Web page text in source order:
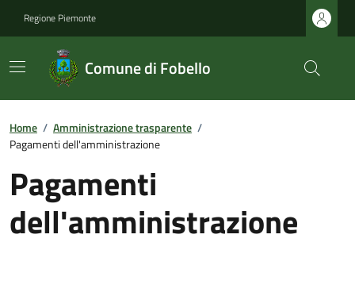
Regione Piemonte
Comune di Fobello
Home / Amministrazione trasparente /
Pagamenti dell'amministrazione
Pagamenti
dell'amministrazione